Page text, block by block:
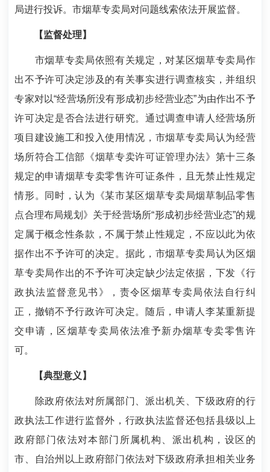
局进行投诉。市烟草专卖局对问题线索依法开展监督。
【监督处理】
市烟草专卖局依照有关规定，对某区烟草专卖局作
出不予许可决定涉及的有关事实进行调查核实，并组织
专家对以“经营场所没有形成初步经营业态”为由作出不予
许可决定是否合法进行研究。通过调查申请人经营场所
项目建设施工和投入使用情况，市烟草专卖局认为经营
场所符合工信部《烟草专卖许可证管理办法》第十三条
规定的申请烟草专卖零售许可证条件，且无禁止性规定
情形。同时，认为《某市某区烟草专卖局烟草制品零售
点合理布局规划》关于经营场所“形成初步经营业态”的规
定属于概念性条款，不属于禁止性规定，不应以此为依
据作出不予许可的决定。据此，市烟草专卖局认为区烟
草专卖局作出的不予许可决定缺少法定依据，下发《行
政执法监督意见书》，责令区烟草专卖局依法自行纠
正，撤销不予行政许可决定。随后，申请人李某重新提
交申请，区烟草专卖局依法准予新办烟草专卖零售许
可。
【典型意义】
除政府依法对所属部门、派出机关、下级政府的行
政执法工作进行监督外，行政执法监督还包括县级以上
政府部门依法对本部门所属机构、派出机构，设区的
市、自治州以上政府部门依法对下级政府承担相关业务